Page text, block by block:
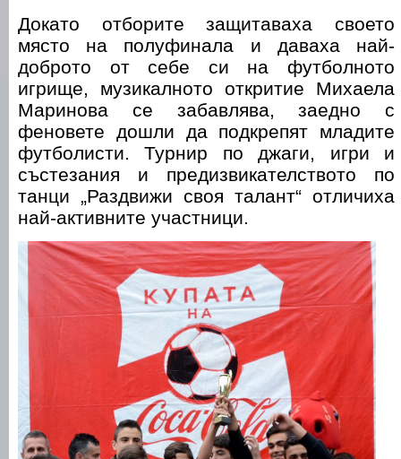
Докато отборите защитаваха своето
място на полуфинала и даваха най-
доброто от себе си на футболното
игрище, музикалното откритие Михаела
Маринова се забавлява, заедно с
феновете дошли да подкрепят младите
футболисти. Турнир по джаги, игри и
състезания и предизвикателството по
танци „Раздвижи своя талант“ отличиха
най-активните участници.